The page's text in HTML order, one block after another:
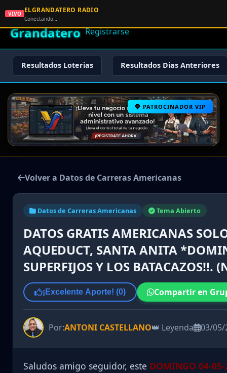
🌟 El
Grandatero Registrarse
Resultados Loterias Resultados Dias Anteriores
PATROCINADOR VIP
Volver a Datos de Carreras Americanas
Datos de Carreras Americanas Tema Abierto
DATOS GRATIS AMERICANAS
AQUEDUCT, SANTA ANITA
SUPERFIJOS Y LOS BATACAZOS!!.
¡Excelente Aporte! (0) Compartir en
Por:ANTONI CASTELLANO👑 Leyenda 03/05/
Saludos amigo seguidor, este DOMINGO 04-
VIVO ELGRANDATERO RADIO
Conectando…